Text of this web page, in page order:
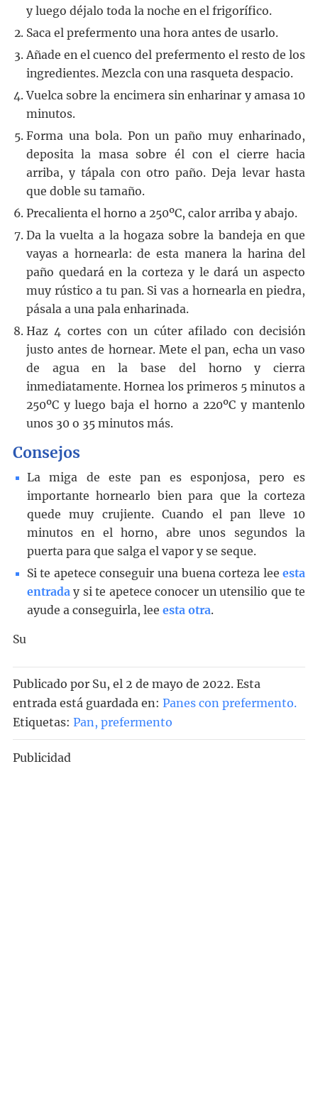
y luego déjalo toda la noche en el frigorífico.
Saca el prefermento una hora antes de usarlo.
Añade en el cuenco del prefermento el resto de los
ingredientes. Mezcla con una rasqueta despacio.
Vuelca sobre la encimera sin enharinar y amasa 10
minutos.
Forma una bola. Pon un paño muy enharinado,
deposita la masa sobre él con el cierre hacia
arriba, y tápala con otro paño. Deja levar hasta
que doble su tamaño.
Precalienta el horno a 250ºC, calor arriba y abajo.
Da la vuelta a la hogaza sobre la bandeja en que
vayas a hornearla: de esta manera la harina del
paño quedará en la corteza y le dará un aspecto
muy rústico a tu pan. Si vas a hornearla en piedra,
pásala a una pala enharinada.
Haz 4 cortes con un cúter afilado con decisión
justo antes de hornear. Mete el pan, echa un vaso
de agua en la base del horno y cierra
inmediatamente. Hornea los primeros 5 minutos a
250ºC y luego baja el horno a 220ºC y mantenlo
unos 30 o 35 minutos más.
Consejos
La miga de este pan es esponjosa, pero es
importante hornearlo bien para que la corteza
quede muy crujiente. Cuando el pan lleve 10
minutos en el horno, abre unos segundos la
puerta para que salga el vapor y se seque.
Si te apetece conseguir una buena corteza leeesta
entraday si te apetece conocer un utensilio que te
ayude a conseguirla, lee esta otra.
Su
Publicado por Su, el 2 de mayo de 2022. Esta
entrada está guardada en: Panes con prefermento.
Etiquetas: Pan , prefermento
Publicidad